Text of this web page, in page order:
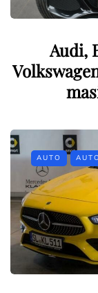
Audi,
AUTO